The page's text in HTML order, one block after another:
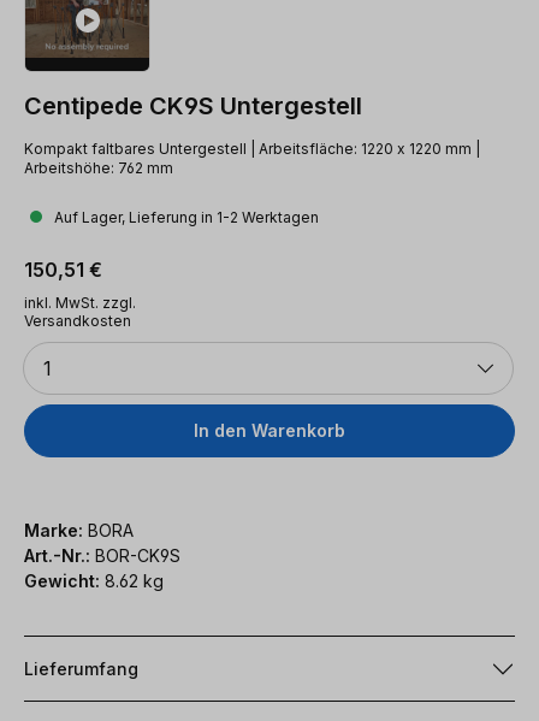
Centipede CK9S Untergestell
Kompakt faltbares Untergestell | Arbeitsfläche: 1220 x 1220 mm |
Arbeitshöhe: 762 mm
Auf Lager, Lieferung in 1-2 Werktagen
Regulärer Preis:
150,51 €
inkl. MwSt. zzgl.
Versandkosten
Anzahl
1
In den Warenkorb
Marke: BORA
Art.-Nr.: BOR-CK9S
Gewicht: 8.62 kg
Lieferumfang